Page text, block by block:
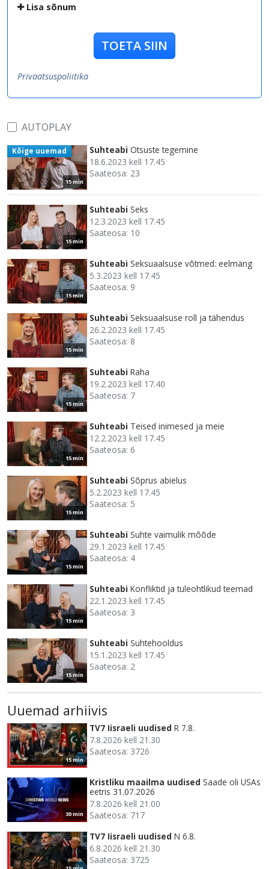
Lisa sõnum
TOETA SIIN
Privaatsuspoliitika
AUTOPLAY
15 min
Kõige uuemad Suhteabi Otsuste tegemine
18.6.2023 kell 17.45
Saateosa: 23
15 min
Suhteabi Seks
12.3.2023 kell 17.45
Saateosa: 10
15 min
Suhteabi Seksuaalsuse võtmed: eelmäng
5.3.2023 kell 17.45
Saateosa: 9
15 min
Suhteabi Seksuaalsuse roll ja tähendus
26.2.2023 kell 17.45
Saateosa: 8
15 min
Suhteabi Raha
19.2.2023 kell 17.40
Saateosa: 7
15 min
Suhteabi Teised inimesed ja meie
12.2.2023 kell 17.45
Saateosa: 6
15 min
Suhteabi Sõprus abielus
5.2.2023 kell 17.45
Saateosa: 5
15 min
Suhteabi Suhte vaimulik mõõde
29.1.2023 kell 17.45
Saateosa: 4
15 min
Suhteabi Konfliktid ja tuleohtlikud teemad
22.1.2023 kell 17.45
Saateosa: 3
15 min
Suhteabi Suhtehooldus
15.1.2023 kell 17.45
Saateosa: 2
Uuemad arhiivis
15 min
TV7 Iisraeli uudised R 7.8.
7.8.2026 kell 21.30
Saateosa: 3726
30 min
Kristliku maailma uudised Saade oli USAs
eetris 31.07.2026
7.8.2026 kell 21.00
Saateosa: 717
TV7 Iisraeli uudised N 6.8.
6.8.2026 kell 21.30
Saateosa: 3725